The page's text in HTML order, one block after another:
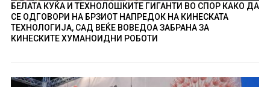
БЕЛАТА КУЌА И ТЕХНОЛОШКИТЕ ГИГАНТИ ВО СПОР КАКО ДА
СЕ ОДГОВОРИ НА БРЗИОТ НАПРЕДОК НА КИНЕСКАТА
ТЕХНОЛОГИЈА, САД ВЕЌЕ ВОВЕДОА ЗАБРАНА ЗА
КИНЕСКИТЕ ХУМАНОИДНИ РОБОТИ